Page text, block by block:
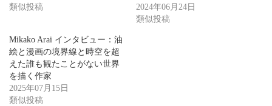
類似投稿
2024年06月24日
類似投稿
Mikako Arai インタビュー：油
絵と漫画の境界線と時空を超
えた誰も観たことがない世界
を描く作家
2025年07月15日
類似投稿